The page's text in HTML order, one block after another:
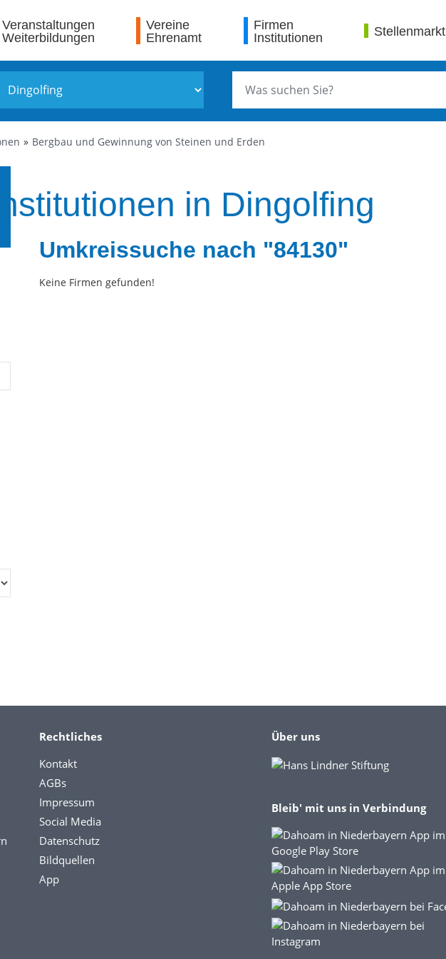
Veranstaltungen
Weiterbildungen
Vereine
Ehrenamt
Firmen
Institutionen
Stellenmarkt
Bergbau und Gewinnung von Steinen und Erden
in Dingolfing
Umkreissuche nach "84130"
Keine Firmen gefunden!
Rechtliches
Kontakt
AGBs
Impressum
Social Media
Datenschutz
Bildquellen
App
Über uns
Bleib' mit uns in Verbindung